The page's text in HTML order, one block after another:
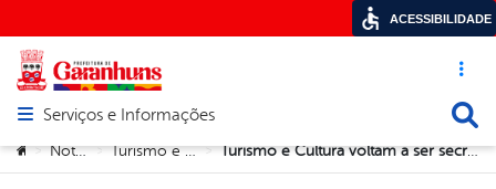
Acesso
Abrir menu principal de navegação
Serviços e Informações
Você está aqui:
> Notícias > Turismo e Cultura > Turismo e Cultura voltam a ser secretarias desmembradas
ACESSIBILIDADE